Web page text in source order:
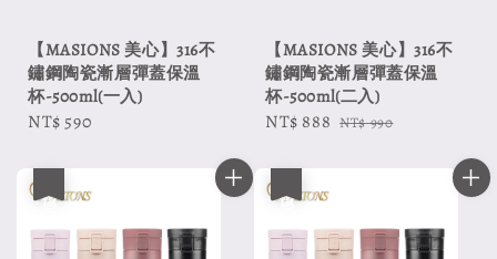
【MASIONS 美心】316不
鏽鋼陶瓷漸層彈蓋保溫
杯-500ml(一入)
Regular
NT$ 590
【MASIONS 美心】316不
鏽鋼陶瓷漸層彈蓋保溫
杯-500ml(二入)
Sale
NT$ 888 Regular
NT$ 990